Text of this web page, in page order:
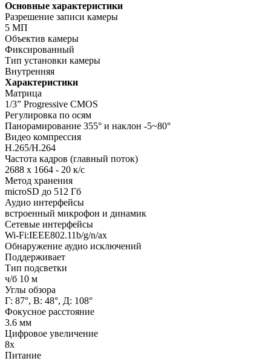
Основные характеристики
Разрешение записи камеры
5 МП
Объектив камеры
Фиксированный
Тип установки камеры
Внутренняя
Характеристики
Матрица
1/3” Progressive CMOS
Регулировка по осям
Панорамирование 355° и наклон -5~80°
Видео компрессия
H.265/H.264
Частота кадров (главный поток)
2688 x 1664 - 20 к/с
Метод хранения
microSD до 512 Гб
Аудио интерфейсы
встроенный микрофон и динамик
Сетевые интерфейсы
Wi-Fi:IEEE802.11b/g/n/ax
Обнаружение аудио исключений
Поддерживает
Тип подсветки
ч/б 10 м
Углы обзора
Г: 87°, В: 48°, Д: 108°
Фокусное расстояние
3.6 мм
Цифровое увеличение
8х
Питание